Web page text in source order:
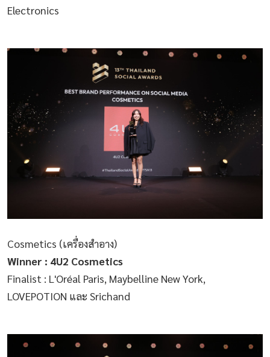
Electronics
Cosmetics (เครื่องสำอาง)
Winner : 4U2 Cosmetics
Finalist : L'Oréal Paris, Maybelline New York,
LOVEPOTION และ Srichand